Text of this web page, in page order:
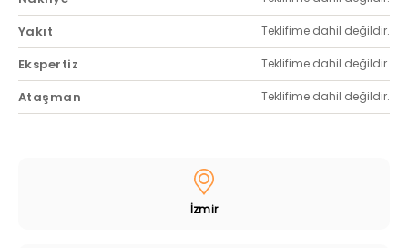
Yakıt Teklifime dahil değildir.
Ekspertiz Teklifime dahil değildir.
Ataşman Teklifime dahil değildir.
İzmir